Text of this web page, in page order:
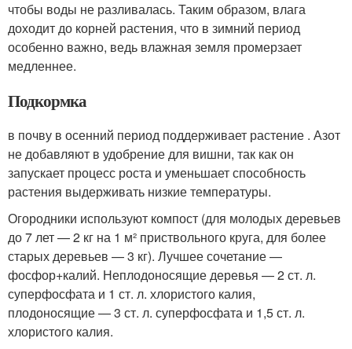
чтобы воды не разливалась. Таким образом, влага
доходит до корней растения, что в зимний период
особенно важно, ведь влажная земля промерзает
медленнее.
Подкормка
в почву в осенний период поддерживает растение . Азот
не добавляют в удобрение для вишни, так как он
запускает процесс роста и уменьшает способность
растения выдерживать низкие температуры.
Огородники используют компост (для молодых деревьев
до 7 лет — 2 кг на 1 м² приствольного круга, для более
старых деревьев — 3 кг). Лучшее сочетание —
фосфор+калий. Неплодоносящие деревья — 2 ст. л.
суперфосфата и 1 ст. л. хлористого калия,
плодоносящие — 3 ст. л. суперфосфата и 1,5 ст. л.
хлористого калия.